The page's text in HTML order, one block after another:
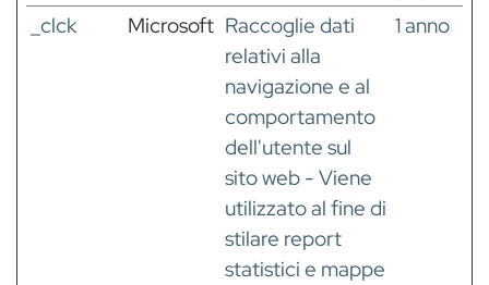
_clck
Microsoft Raccoglie dati
relativi alla
navigazione e al
comportamento
dell'utente sul
sito web - Viene
utilizzato al fine di
stilare report
statistici e mappe
1 anno